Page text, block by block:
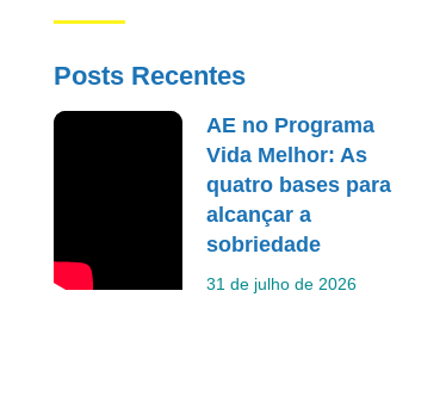
Posts Recentes
AE no Programa
Vida Melhor: As
quatro bases para
alcançar a
sobriedade
31 de julho de 2026